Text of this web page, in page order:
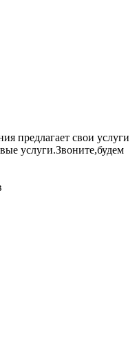
предлагает свои услуги
услуги.Звоните,будем